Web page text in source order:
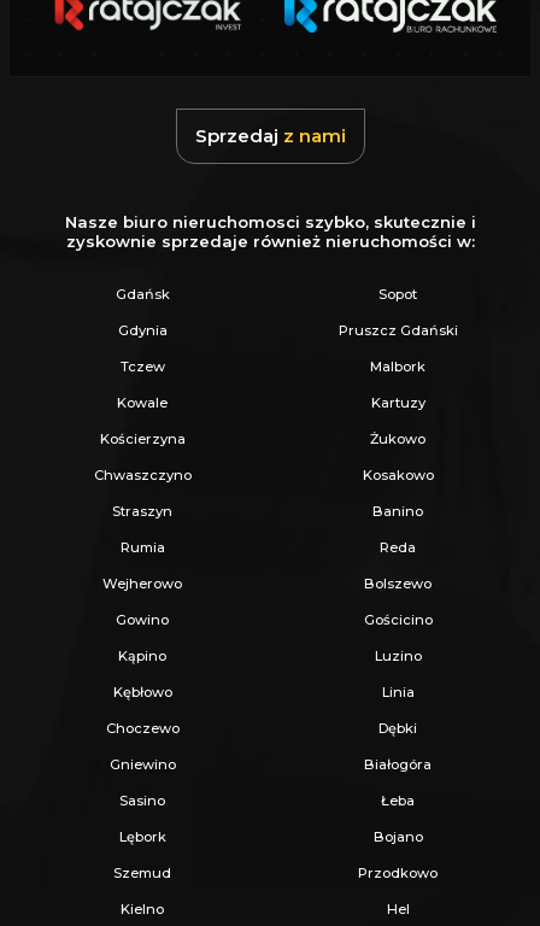
Sprzedaj z nami
Nasze biuro nieruchomosci szybko, skutecznie i
zyskownie sprzedaje również nieruchomości w:
Gdańsk Sopot
Gdynia Pruszcz Gdański
Tczew Malbork
Kowale Kartuzy
Kościerzyna Żukowo
Chwaszczyno Kosakowo
Straszyn Banino
Rumia Reda
Wejherowo Bolszewo
Gowino Gościcino
Kąpino Luzino
Kębłowo Linia
Choczewo Dębki
Gniewino Białogóra
Sasino Łeba
Lębork Bojano
Szemud Przodkowo
Kielno Hel